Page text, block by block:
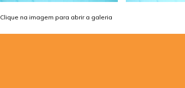
Clique na imagem para abrir a galeria